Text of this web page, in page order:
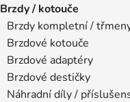
Brzdy / kotouče
Brzdy kompletní /
Brzdové kotouče
Brzdové adaptéry
Brzdové destičky
Náhradní díly /